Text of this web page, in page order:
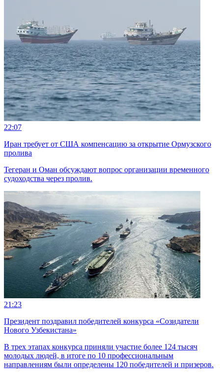
22:07
Иран требует от США компенсацию за открытие Ормузского
пролива
Тегеран и Оман обсуждают вопрос организации временного
судоходства через пролив.
21:23
Президент поздравил победителей конкурса «Созидатели
Нового Узбекистана»
В трех этапах конкурса приняли участие более 124 тысяч
молодых людей, в итоге по 10 профессиональным
направлениям были определены 120 победителей и призеров.